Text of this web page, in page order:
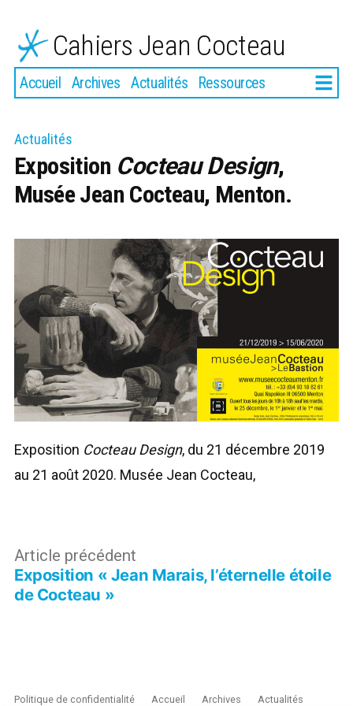
contenu
Cahiers Jean Cocteau
Accueil Archives Actualités Ressources Plus
Actualités
Exposition Cocteau Design,
Musée Jean Cocteau, Menton.
Exposition Cocteau Design, du 21 décembre 2019
au 21 août 2020. Musée Jean Cocteau,
Navigation
de
Article précédent
précédent :
Exposition « Jean Marais, l’éternelle étoile
de Cocteau »
Politique de confidentialité Accueil Archives Actualités